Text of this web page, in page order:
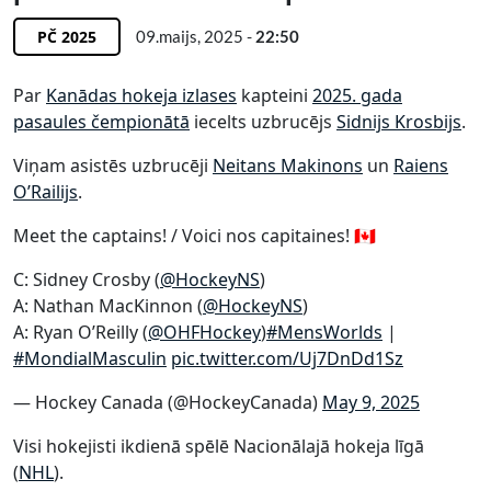
PČ 2025 09.maijs, 2025 - 22:50
Par Kanādas hokeja izlases kapteini 2025. gada
pasaules čempionātā iecelts uzbrucējs Sidnijs Krosbijs.
Viņam asistēs uzbrucēji Neitans Makinons un Raiens
O’Railijs.
Meet the captains! / Voici nos capitaines! 🇨🇦
C: Sidney Crosby (@HockeyNS)
A: Nathan MacKinnon (@HockeyNS)
A: Ryan O’Reilly (@OHFHockey)#MensWorlds |
#MondialMasculin pic.twitter.com/Uj7DnDd1Sz
— Hockey Canada (@HockeyCanada) May 9, 2025
Visi hokejisti ikdienā spēlē Nacionālajā hokeja līgā
(NHL).